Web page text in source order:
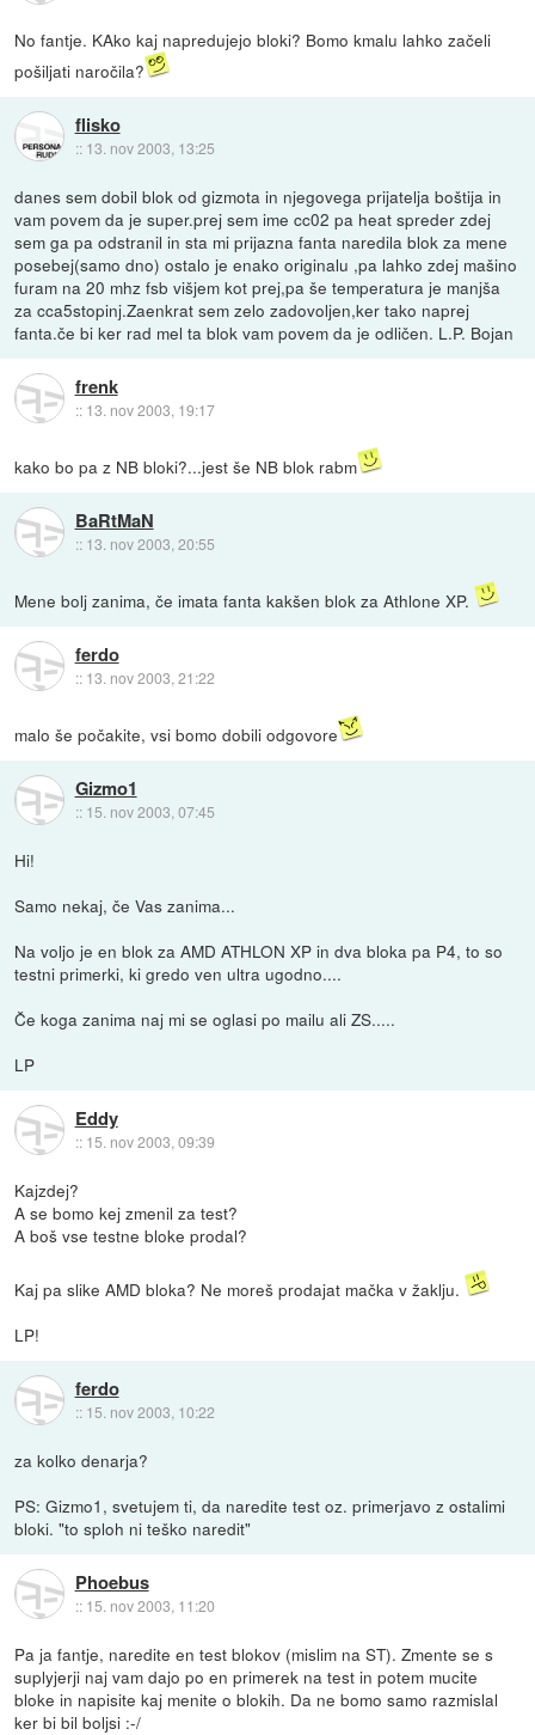
No fantje. KAko kaj napredujejo bloki? Bomo kmalu lahko začeli
pošiljati naročila?
flisko
:: 13. nov 2003, 13:25
danes sem dobil blok od gizmota in njegovega prijatelja boštija in
vam povem da je super.prej sem ime cc02 pa heat spreder zdej
sem ga pa odstranil in sta mi prijazna fanta naredila blok za mene
posebej(samo dno) ostalo je enako originalu ,pa lahko zdej mašino
furam na 20 mhz fsb višjem kot prej,pa še temperatura je manjša
za cca5stopinj.Zaenkrat sem zelo zadovoljen,ker tako naprej
fanta.če bi ker rad mel ta blok vam povem da je odličen. L.P. Bojan
frenk
:: 13. nov 2003, 19:17
kako bo pa z NB bloki?...jest še NB blok rabm
BaRtMaN
:: 13. nov 2003, 20:55
Mene bolj zanima, če imata fanta kakšen blok za Athlone XP.
ferdo
:: 13. nov 2003, 21:22
malo še počakite, vsi bomo dobili odgovore
Gizmo1
:: 15. nov 2003, 07:45
Hi!
Samo nekaj, če Vas zanima...
Na voljo je en blok za AMD ATHLON XP in dva bloka pa P4, to so
testni primerki, ki gredo ven ultra ugodno....
Če koga zanima naj mi se oglasi po mailu ali ZS.....
LP
Eddy
:: 15. nov 2003, 09:39
Kajzdej?
A se bomo kej zmenil za test?
A boš vse testne bloke prodal?
Kaj pa slike AMD bloka? Ne moreš prodajat mačka v žaklju.
LP!
ferdo
:: 15. nov 2003, 10:22
za kolko denarja?
PS: Gizmo1, svetujem ti, da naredite test oz. primerjavo z ostalimi
bloki. "to sploh ni teško naredit"
Phoebus
:: 15. nov 2003, 11:20
Pa ja fantje, naredite en test blokov (mislim na ST). Zmente se s
suplyjerji naj vam dajo po en primerek na test in potem mucite
bloke in napisite kaj menite o blokih. Da ne bomo samo razmislal
ker bi bil boljsi :-/